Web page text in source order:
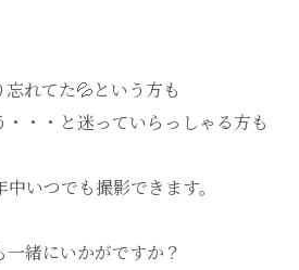
れてた💦という方も
・・と迷っていらっしゃる方も
いつでも撮影できます。
緒にいかがですか？